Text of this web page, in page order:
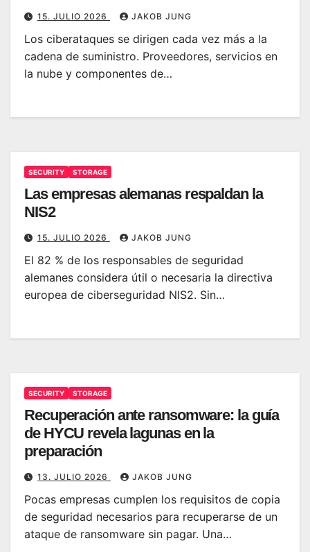
15. JULIO 2026 JAKOB JUNG
Los ciberataques se dirigen cada vez más a la
cadena de suministro. Proveedores, servicios en
la nube y componentes de…
SECURITY STORAGE
Las empresas alemanas respaldan la
NIS2
15. JULIO 2026 JAKOB JUNG
El 82 % de los responsables de seguridad
alemanes considera útil o necesaria la directiva
europea de ciberseguridad NIS2. Sin…
SECURITY STORAGE
Recuperación ante ransomware: la guía
de HYCU revela lagunas en la
preparación
13. JULIO 2026 JAKOB JUNG
Pocas empresas cumplen los requisitos de copia
de seguridad necesarios para recuperarse de un
ataque de ransomware sin pagar. Una…